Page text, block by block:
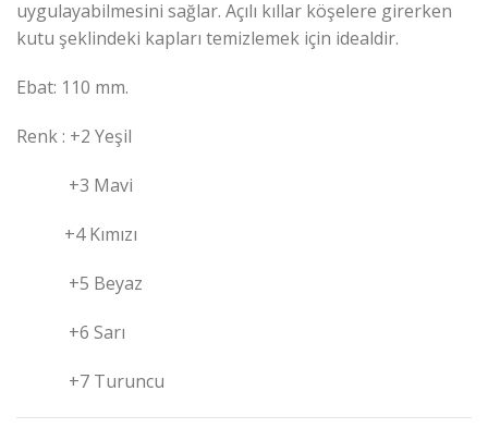
uygulayabilmesini sağlar. Açılı kıllar köşelere girerken
kutu şeklindeki kapları temizlemek için idealdir.
Ebat: 110 mm.
Renk : +2 Yeşil
+3 Mavi
+4 Kımızı
+5 Beyaz
+6 Sarı
+7 Turuncu